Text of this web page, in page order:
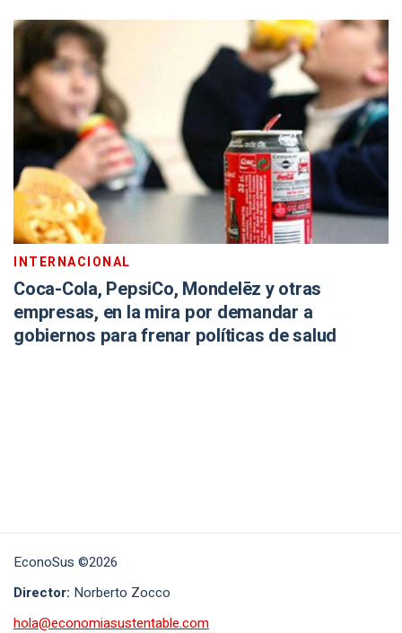
INTERNACIONAL
Coca-Cola, PepsiCo, Mondelēz y otras
empresas, en la mira por demandar a
gobiernos para frenar políticas de salud
EconoSus ©2026
Director: Norberto Zocco
hola@economiasustentable.com